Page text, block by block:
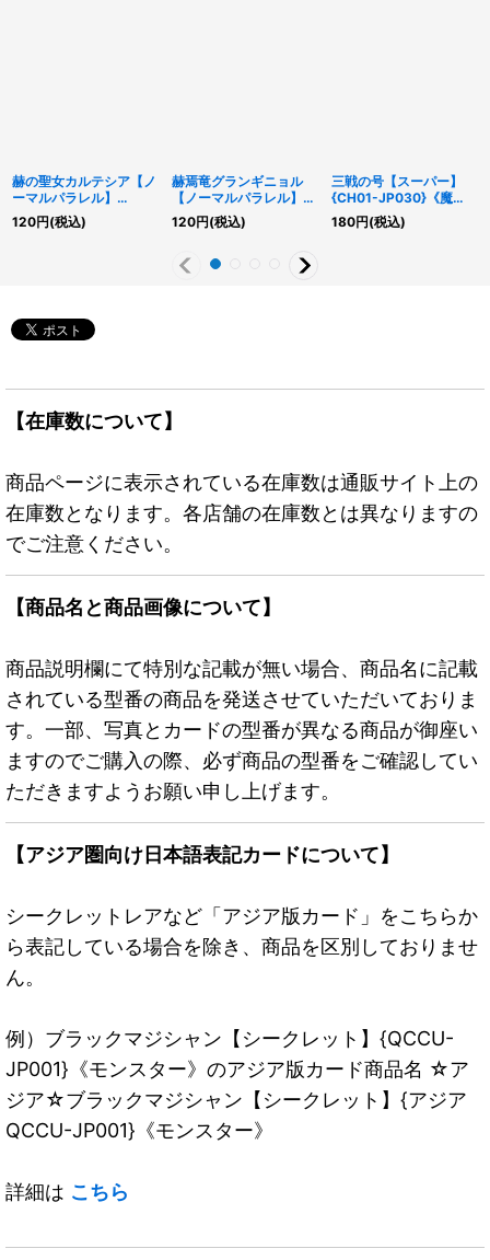
赫の聖女カルテシア【ノ
ーマルパラレル】
{CH01-JP004}《モン
スター》
120円(税込)
赫焉竜グランギニョル
【ノーマルパラレル】
{CH01-JP050}《融
合》
120円(税込)
三戦の号【スーパー】
{CH01-JP030}《魔
法》
180円(税込)
【在庫数について】
商品ページに表示されている在庫数は通販サイト上の
在庫数となります。各店舗の在庫数とは異なりますの
でご注意ください。
【商品名と商品画像について】
商品説明欄にて特別な記載が無い場合、商品名に記載
されている型番の商品を発送させていただいておりま
す。一部、写真とカードの型番が異なる商品が御座い
ますのでご購入の際、必ず商品の型番をご確認してい
ただきますようお願い申し上げます。
【アジア圏向け日本語表記カードについて】
シークレットレアなど「アジア版カード」をこちらか
ら表記している場合を除き、商品を区別しておりませ
ん。
例）ブラックマジシャン【シークレット】{QCCU-
JP001}《モンスター》のアジア版カード商品名 ☆ア
ジア☆ブラックマジシャン【シークレット】{アジア
QCCU-JP001}《モンスター》
詳細は こちら